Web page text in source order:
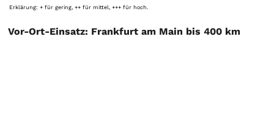
Erklärung: + für gering, ++ für mittel, +++ für hoch.
Vor-Ort-Einsatz: Frankfurt am Main bis 400 km